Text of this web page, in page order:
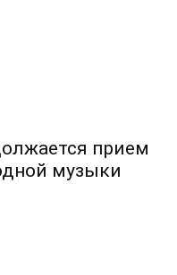
прием
музыки